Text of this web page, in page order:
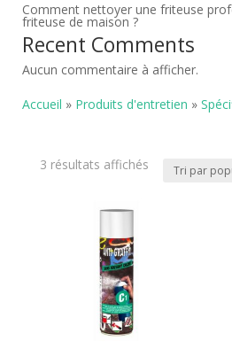
Comment nettoyer une friteuse
friteuse de maison ?
Recent Comments
Aucun commentaire à afficher.
Accueil » Produits d'entretien »
3 résultats affichés